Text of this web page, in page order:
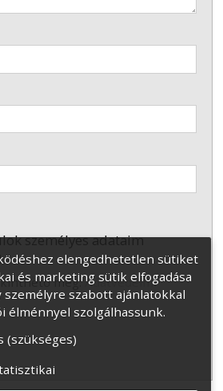
személyes adataim
meg:Adatvédelmi
elengedhetetlen sütiket
és marketing sütik elfogadása
szabott ajánlatokkal
élménnyel szolgálhassunk.
(szükséges)